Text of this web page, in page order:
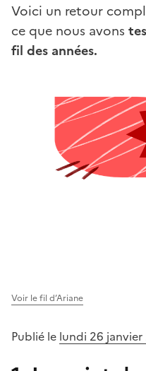
Voici un retour
ce que nous avons
fil des années.
Voir le fil d’Ariane
Publié le lundi 26 janvier